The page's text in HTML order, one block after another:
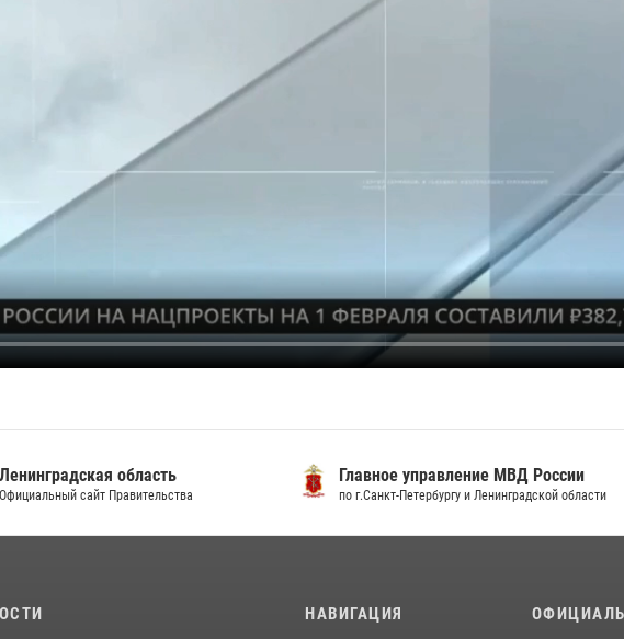
Ленинградская область
Официальный сайт Правительства
Главное управление МВД России
по г.Санкт-Петербургу и Ленинградской области
НАВИГАЦИЯ